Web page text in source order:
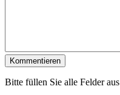
Bitte füllen Sie alle Felder aus